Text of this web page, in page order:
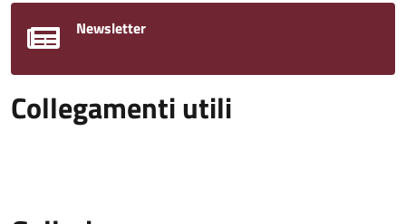
Newsletter
Collegamenti utili